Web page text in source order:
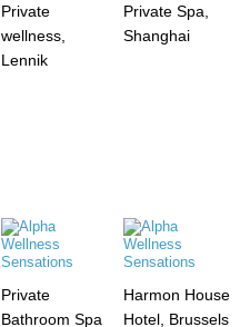
Private
wellness,
Lennik
Private Spa,
Shanghai
Private
Bathroom Spa
Harmon House
Hotel, Brussels